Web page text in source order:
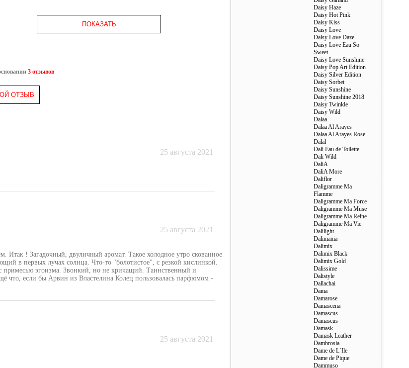
ПОКАЗАТЬ
3 отзывов
ОТЗЫВ
25 августа 2021
25 августа 2021
Итак ! Загадочный, двуличный аромат. Такое холодное утро скованное
в первых лучах солнца. Что-то "болотистое", с резкой кислинкой.
примесью эгоизма. Звонкий, но не кричащий. Таинственный и
что, если бы Арвин из Властелина Колец пользовалась парфюмом -
25 августа 2021
Daisy Haze
Daisy Hot Pink
Daisy Kiss
Daisy Love
Daisy Love Daze
Daisy Love Eau So
Sweet
Daisy Love Sunshine
Daisy Pop Art Edition
Daisy Silver Edition
Daisy Sorbet
Daisy Sunshine
Daisy Sunshine 2018
Daisy Twinkle
Daisy Wild
Dalaa
Dalaa Al Arayes
Dalaa Al Arayes Rose
Dalal
Dali Eau de Toilette
Dali Wild
DaliA
DaliA More
Daliflor
Daligramme Ma
Flamme
Daligramme Ma Force
Daligramme Ma Muse
Daligramme Ma Reine
Daligramme Ma Vie
Dalilight
Dalimania
Dalimix
Dalimix Black
Dalimix Gold
Dalissime
Dalistyle
Dallachai
Dama
Damarose
Damascena
Damascus
Damascus
Damask
Damask Leather
Dambrosia
Dame de L`Ile
Dame de Pique
Dammuso